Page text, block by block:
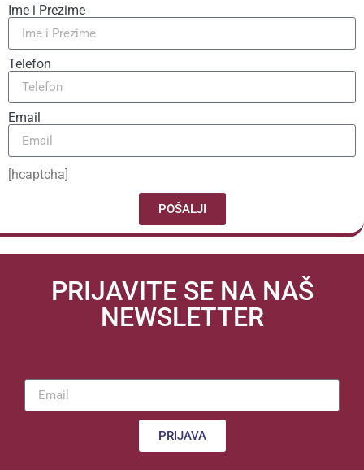
Ime i Prezime
Telefon
Email
[hcaptcha]
POŠALJI
PRIJAVITE SE NA NAŠ
NEWSLETTER
PRIJAVA